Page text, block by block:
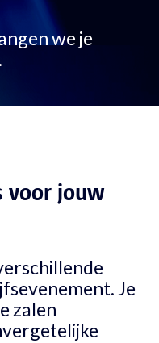
we je
voor jouw
Je
zalen